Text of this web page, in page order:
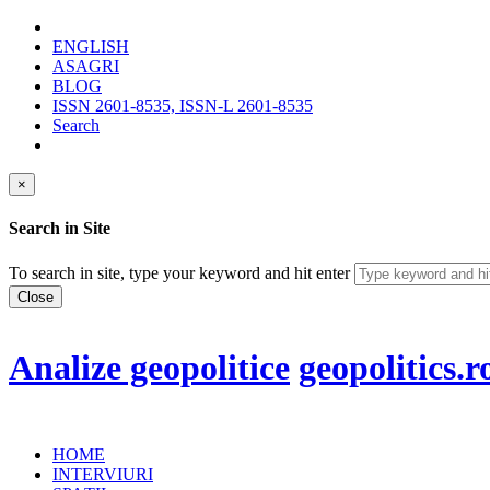
ENGLISH
ASAGRI
BLOG
ISSN 2601-8535, ISSN-L 2601-8535
Search
×
Search in Site
To search in site, type your keyword and hit enter
Close
Analize geopolitice
HOME
INTERVIURI